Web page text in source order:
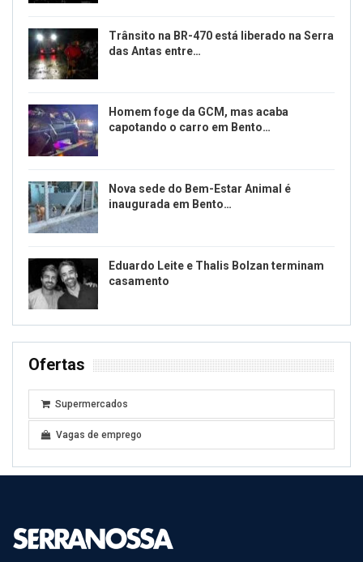
Trânsito na BR-470 está liberado na Serra
das Antas entre…
Homem foge da GCM, mas acaba
capotando o carro em Bento…
Nova sede do Bem-Estar Animal é
inaugurada em Bento…
Eduardo Leite e Thalis Bolzan terminam
casamento
Ofertas
Supermercados
Vagas de emprego